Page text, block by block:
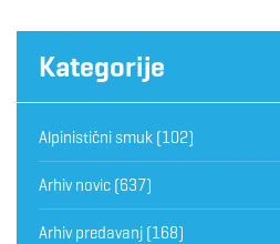
Kategorije
Alpinistični smuk (102)
Arhiv novic (637)
Arhiv predavanj (168)